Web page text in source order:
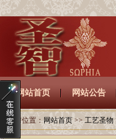
网站首页 网站公告
当前位置：网站首页>>工艺圣物